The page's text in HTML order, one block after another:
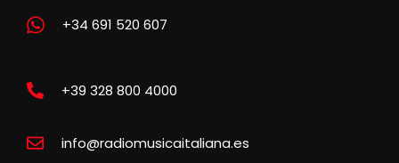
+34 691 520 607
+39 328 800 4000
info@radiomusicaitaliana.es